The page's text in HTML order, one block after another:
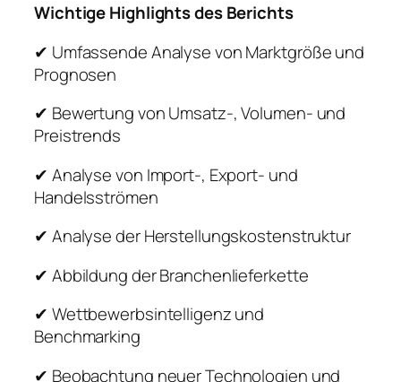
Wichtige Highlights des Berichts
✔ Umfassende Analyse von Marktgröße und
Prognosen
✔ Bewertung von Umsatz-, Volumen- und
Preistrends
✔ Analyse von Import-, Export- und
Handelsströmen
✔ Analyse der Herstellungskostenstruktur
✔ Abbildung der Branchenlieferkette
✔ Wettbewerbsintelligenz und
Benchmarking
✔ Beobachtung neuer Technologien und